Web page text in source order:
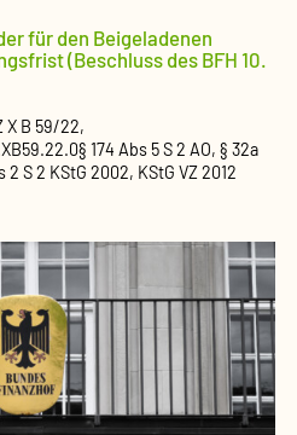
für den Beigeladenen
(Beschluss des BFH 10.
X B 59/22,
§ 174 Abs 5 S 2 AO, § 32a
2 S 2 KStG 2002, KStG VZ 2012